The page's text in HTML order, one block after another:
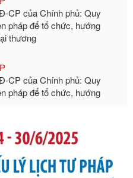
thương
CP của Chính phủ: Quy
pháp để tổ chức, hướng
thương
ngày 19 tháng 12 năm
hướng dẫn thực hiện xử
lĩnh vực kho bạc nhà nước